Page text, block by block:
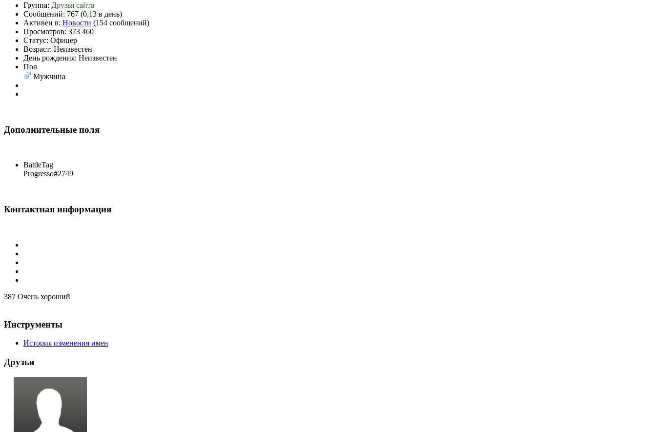
Группа: Друзья сайта
Сообщений: 767 (0,13 в день)
Активен в: Новости (154 сообщений)
Просмотров: 373 460
Статус: Офицер
Возраст: Неизвестен
День рождения: Неизвестен
Пол
Мужчина
Дополнительные поля
BattleTag
Progresso#2749
Контактная информация
387 Очень хороший
Инструменты
История изменения имен
Друзья